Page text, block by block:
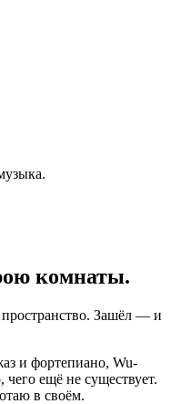
комнаты.
Зашёл — и
и фортепиано, Wu-
ещё не существует.
в своём.